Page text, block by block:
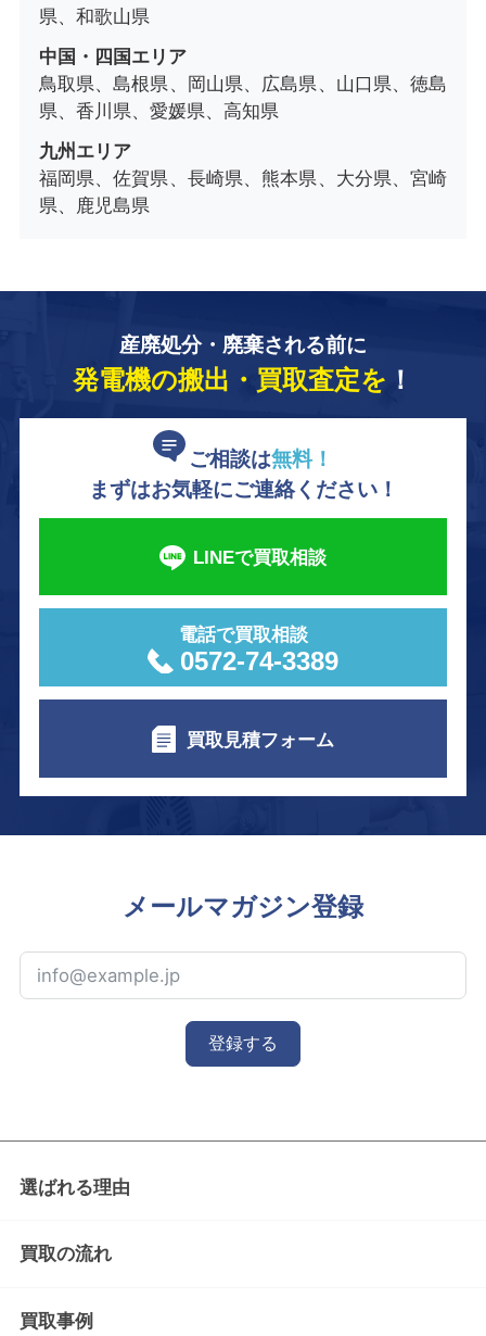
県、和歌山県
中国・四国エリア
鳥取県、島根県、岡山県、広島県、山口県、徳島
県、香川県、愛媛県、高知県
九州エリア
福岡県、佐賀県、長崎県、熊本県、大分県、宮崎
県、鹿児島県
産廃処分・廃棄される前に
発電機の搬出・買取査定を ！
ご相談は無料！
まずはお気軽にご連絡ください！
LINEで買取相談
電話で買取相談
0572-74-3389
買取見積フォーム
メールマガジン登録
登録する
選ばれる理由
買取の流れ
買取事例